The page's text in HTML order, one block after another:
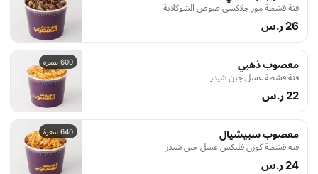
فتة قشطة موز جلاكسي صوص الشوكلاتة
26 ر.س
600 سعرة معصوب ذهبي
فتة قشطة عسل جبن شيدر
22 ر.س
640 سعرة معصوب سبيشيال
فته قشطة كورن فليكس عسل جبن شيدر
24 ر.س